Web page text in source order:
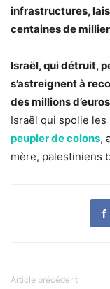
infrastructures,
centaines de
Israël, qui détruit,
s’astreignent à
des millions
Israël qui spolie
peupler de colons,
mère, palestiniens
Article précédent